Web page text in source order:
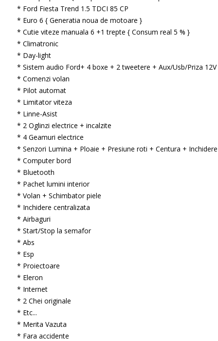
* Ford Fiesta Trend 1.5 TDCI 85 CP
* Euro 6 { Generatia noua de motoare }
* Cutie viteze manuala 6 +1 trepte { Consum real 5 % }
* Climatronic
* Day-light
* Sistem audio Ford+ 4 boxe + 2 tweetere + Aux/Usb/Priza 12V
* Comenzi volan
* Pilot automat
* Limitator viteza
* Linne-Asist
* 2 Oglinzi electrice + incalzite
* 4 Geamuri electrice
* Senzori Lumina + Ploaie + Presiune roti + Centura + Inchidere
* Computer bord
* Bluetooth
* Pachet lumini interior
* Volan + Schimbator piele
* Inchidere centralizata
* Airbaguri
* Start/Stop la semafor
* Abs
* Esp
* Proiectoare
* Eleron
* Internet
* 2 Chei originale
* Etc...
* Merita Vazuta
* Fara accidente